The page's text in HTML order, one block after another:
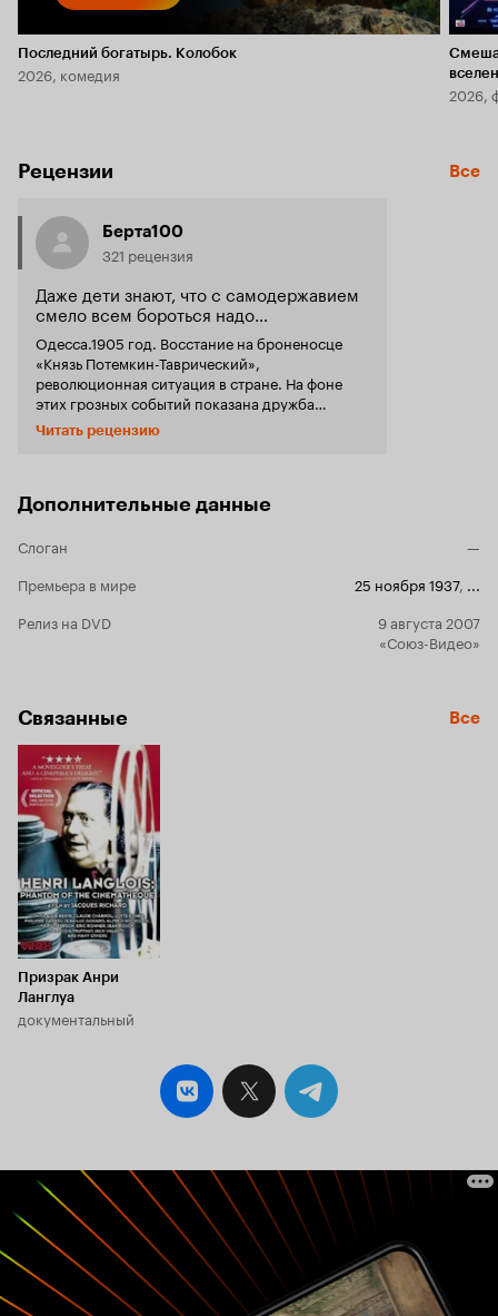
Последний богатырь. Колобок
2026, комедия
2026,
Рецензии Все
Берта100
321 рецензия
Даже дети знают, что с самодержавием
смело всем бороться надо…
Одесса.1905 год. Восстание на броненосце
«Князь Потемкин-Таврический»,
революционная ситуация в стране. На фоне
этих грозных событий показана дружба
мальчика из интеллигентной семьи Пети и
рыбацкого внука Гаврика. Одна из
Катаевым перенесена на экран. Образы книги
действие происходит не где-нибудь, а в
место действия, Одесса полноправный
его друга, Гаврика на другого босяка, да герои
своими законами и со своим языком. Почему
Катаев, коренной одессит, убрал этот
персонаж из экранизации? Почему он оставил
только революционную линию? Не будем
судить его, ведь книга никуда не исчезла, ее
по-прежнему хочется читать и перечитывать.
Учтем время создания фильма не менее
страшный, чем 1905, 1937 год и посмотрим на
замечательную игру актеров старой
Читать рецензию
Дополнительные данные
Слоган
—
Премьера в мире
25 ноября 1937, ...
Релиз на DVD
9 августа 2007
«Союз-Видео»
Связанные Все
Призрак Анри
Ланглуа
документальный